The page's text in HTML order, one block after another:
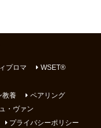
プロマ
WSET®
教養
ペアリング
・ヴァン
プライバシーポリシー